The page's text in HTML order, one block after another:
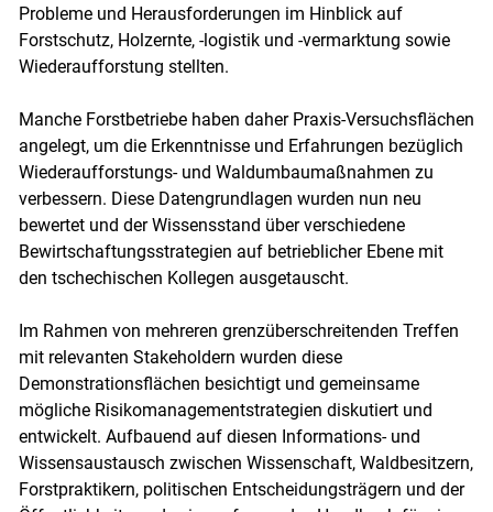
Probleme und Herausforderungen im Hinblick auf
Forstschutz, Holzernte, -logistik und -vermarktung sowie
Wiederaufforstung stellten.
Manche Forstbetriebe haben daher Praxis-Versuchsflächen
angelegt, um die Erkenntnisse und Erfahrungen bezüglich
Wiederaufforstungs- und Waldumbaumaßnahmen zu
verbessern. Diese Datengrundlagen wurden nun neu
bewertet und der Wissensstand über verschiedene
Bewirtschaftungsstrategien auf betrieblicher Ebene mit
den tschechischen Kollegen ausgetauscht.
Im Rahmen von mehreren grenzüberschreitenden Treffen
mit relevanten Stakeholdern wurden diese
Demonstrationsflächen besichtigt und gemeinsame
mögliche Risikomanagementstrategien diskutiert und
entwickelt. Aufbauend auf diesen Informations- und
Wissensaustausch zwischen Wissenschaft, Waldbesitzern,
Forstpraktikern, politischen Entscheidungsträgern und der